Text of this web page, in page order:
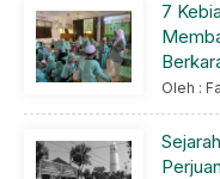
7
Oleh :